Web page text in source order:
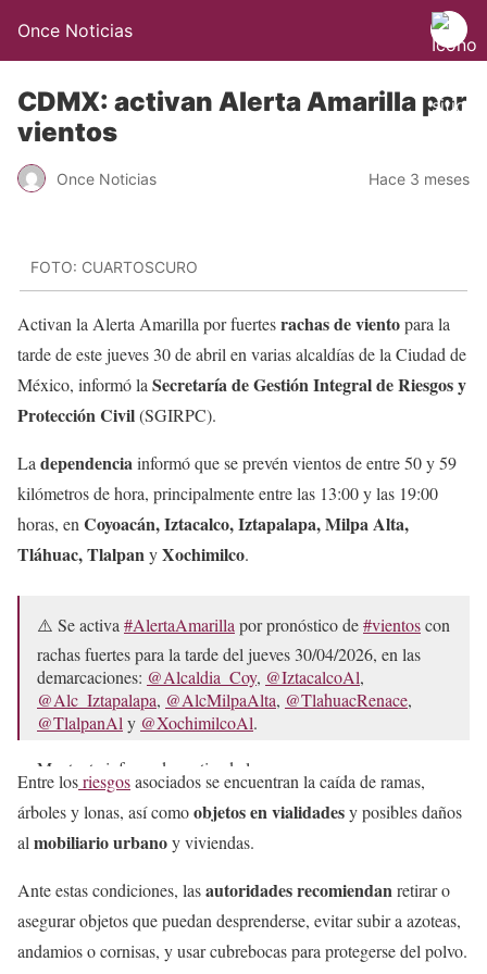
Once Noticias
CDMX: activan Alerta Amarilla por
vientos
Once Noticias Hace 3 meses
FOTO: CUARTOSCURO
Activan la Alerta Amarilla por fuertesrachas de vientopara la
tarde de este jueves 30 de abril en varias alcaldías de la Ciudad de
México, informó la Secretaría de Gestión Integral de Riesgos y
Protección Civil(SGIRPC).
La dependenciainformó que se prevén vientos de entre 50 y 59
kilómetros de hora, principalmente entre las 13:00 y las 19:00
horas, en Coyoacán, Iztacalco, Iztapalapa, Milpa Alta,
Tláhuac, TlalpanyXochimilco.
⚠️ Se activa #AlertaAmarilla por pronóstico de#vientoscon
rachas fuertes para la tarde del jueves 30/04/2026, en las
demarcaciones: @Alcaldia_Coy, @IztacalcoAl,
@Alc_Iztapalapa, @AlcMilpaAlta, @TlahuacRenace,
@TlalpanAl y @XochimilcoAl.
Mantente informado y atiende las…
pic.twitter.com/09KL9PyTaw
— Secretaría de Gestión Integral de Riesgos y PC
(@SGIRPC_CDMX)April 30, 2026
Entre losriesgosasociados se encuentran la caída de ramas,
árboles y lonas, así comoobjetos en vialidadesy posibles daños
al mobiliario urbanoy viviendas.
Ante estas condiciones, lasautoridades recomiendanretirar o
asegurar objetos que puedan desprenderse, evitar subir a azoteas,
andamios o cornisas, y usar cubrebocas para protegerse del polvo.